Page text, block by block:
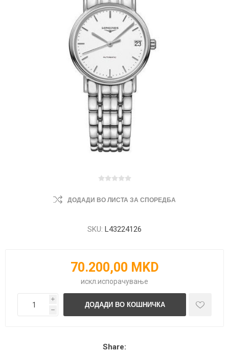
ДОДАДИ ВО ЛИСТА ЗА СПОРЕДБА
SKU: L43224126
70.200,00 MKD
искл. испорачување
i
h
Share: